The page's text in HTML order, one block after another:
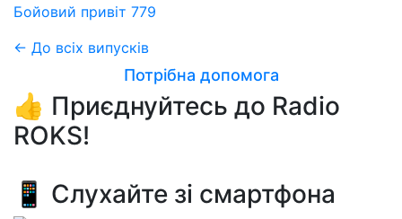
Бойовий привіт 779
← До всіх випусків
Потрібна допомога
👍 Приєднуйтесь до Radio
ROKS!
📱 Слухайте зі смартфона